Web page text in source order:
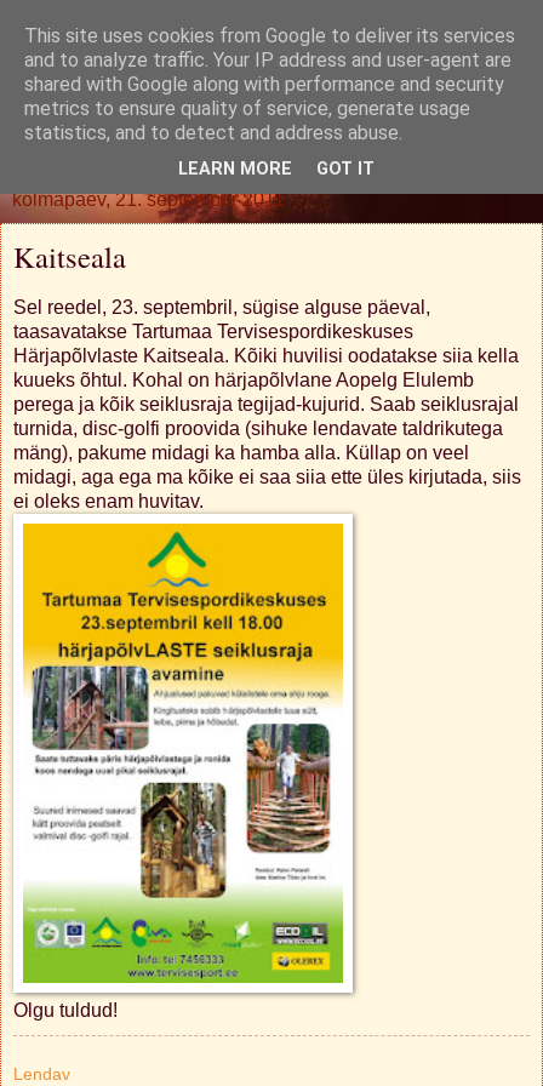
Oh. Jah. Muidugi.
kolmapäev, 21. september 2011
Kaitseala
Sel reedel, 23. septembril, sügise alguse päeval,
taasavatakse Tartumaa Tervisespordikeskuses
Härjapõlvlaste Kaitseala. Kõiki huvilisi oodatakse siia kella
kuueks õhtul. Kohal on härjapõlvlane Aopelg Elulemb
perega ja kõik seiklusraja tegijad-kujurid. Saab seiklusrajal
turnida, disc-golfi proovida (sihuke lendavate taldrikutega
mäng), pakume midagi ka hamba alla. Küllap on veel
midagi, aga ega ma kõike ei saa siia ette üles kirjutada, siis
ei oleks enam huvitav.
Olgu tuldud!
Lendav
This site uses cookies from Google to deliver its services
and to analyze traffic. Your IP address and user-agent are
shared with Google along with performance and security
metrics to ensure quality of service, generate usage
statistics, and to detect and address abuse.
LEARN MORE GOT IT